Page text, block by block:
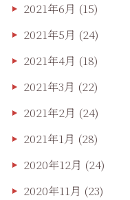
2021年6月 (15)
2021年5月 (24)
2021年4月 (18)
2021年3月 (22)
2021年2月 (24)
2021年1月 (28)
2020年12月 (24)
2020年11月 (23)